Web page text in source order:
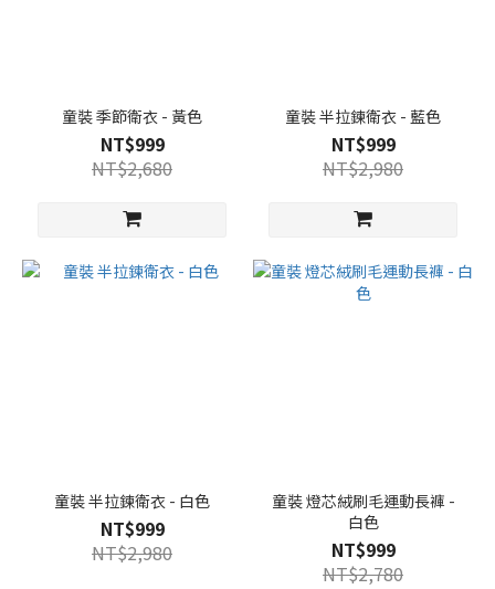
童裝 季節衛衣 - 黃色
NT$999
NT$2,680
童裝 半拉鍊衛衣 - 藍色
NT$999
NT$2,980
童裝 半拉鍊衛衣 - 白色
NT$999
NT$2,980
童裝 燈芯絨刷毛運動長褲 -
白色
NT$999
NT$2,780